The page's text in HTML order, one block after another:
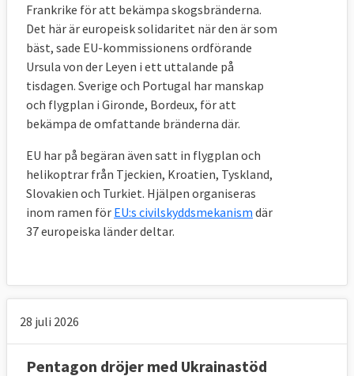
Frankrike för att bekämpa skogsbränderna.
Det här är europeisk solidaritet när den är som
bäst, sade EU-kommissionens ordförande
Ursula von der Leyen i ett uttalande på
tisdagen. Sverige och Portugal har manskap
och flygplan i Gironde, Bordeux, för att
bekämpa de omfattande bränderna där.
EU har på begäran även satt in flygplan och
helikoptrar från Tjeckien, Kroatien, Tyskland,
Slovakien och Turkiet. Hjälpen organiseras
inom ramen för EU:s civilskyddsmekanism där
37 europeiska länder deltar.
28 juli 2026
Pentagon dröjer med Ukrainastöd